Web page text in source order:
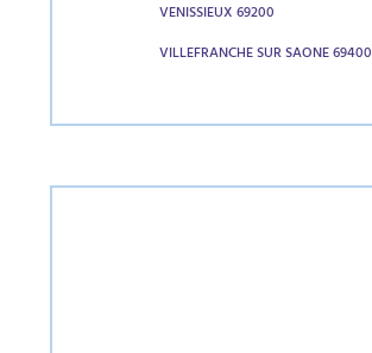
VENISSIEUX 69200
VILLEFRANCHE SUR SAONE 69400